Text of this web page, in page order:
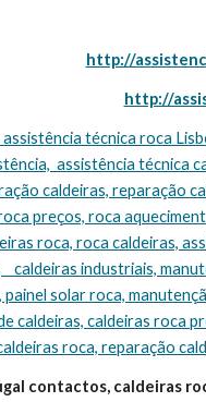
http://
http://
assistência técnica
caldeiras, reparação
preços, roca
roca, roca caldeiras,
caldeiras industriais,
solar roca,
caldeiras, caldeiras roca
roca, reparação
contactos, caldeiras